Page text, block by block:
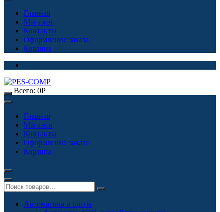
Главная
Магазин
Контакты
Оформление заказа
Корзина
Всего: 0Р
Главная
Магазин
Контакты
Оформление заказа
Корзина
Автоматика и щиты